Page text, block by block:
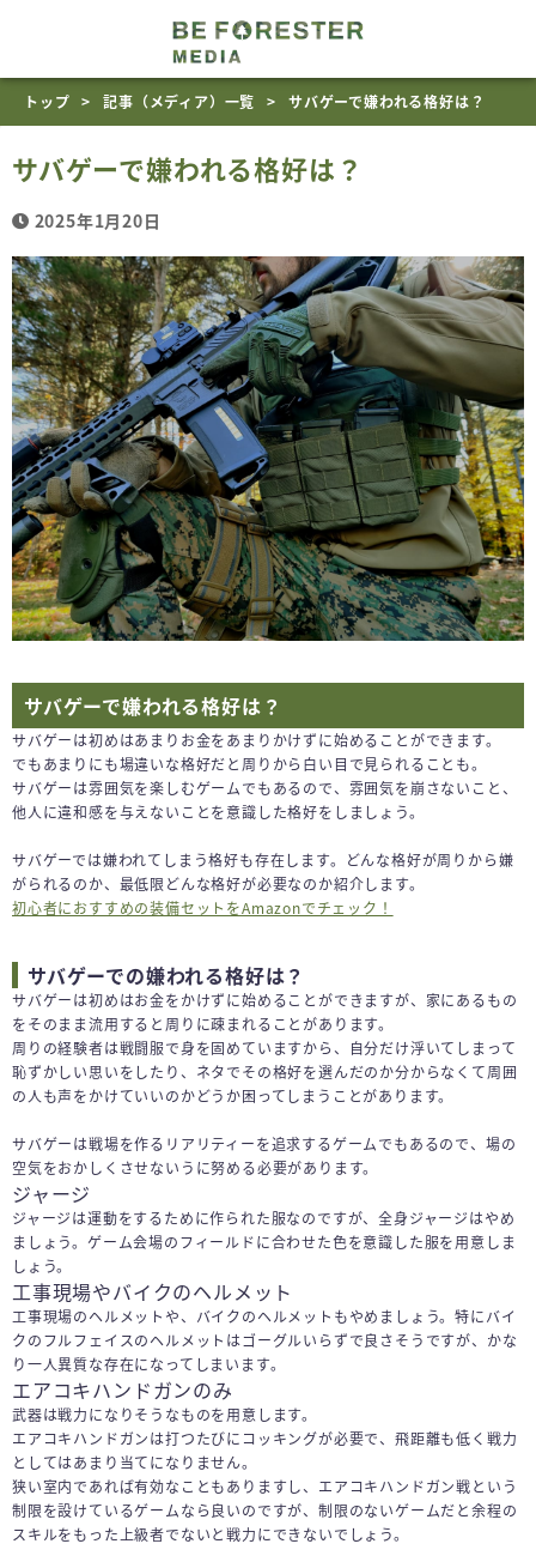
トップ 記事（メディア）一覧 サバゲーで嫌われる格好は？
サバゲーで嫌われる格好は？
2025年1月20日
サバゲーで嫌われる格好は？
サバゲーは初めはあまりお金をあまりかけずに始めることができます。
でもあまりにも場違いな格好だと周りから白い目で見られることも。
サバゲーは雰囲気を楽しむゲームでもあるので、雰囲気を崩さないこと、
他人に違和感を与えないことを意識した格好をしましょう。
サバゲーでは嫌われてしまう格好も存在します。どんな格好が周りから嫌
がられるのか、最低限どんな格好が必要なのか紹介します。
初心者におすすめの装備セットをAmazonでチェック！
サバゲーでの嫌われる格好は？
サバゲーは初めはお金をかけずに始めることができますが、家にあるもの
をそのまま流用すると周りに疎まれることがあります。
周りの経験者は戦闘服で身を固めていますから、自分だけ浮いてしまって
恥ずかしい思いをしたり、ネタでその格好を選んだのか分からなくて周囲
の人も声をかけていいのかどうか困ってしまうことがあります。
サバゲーは戦場を作るリアリティーを追求するゲームでもあるので、場の
空気をおかしくさせないうに努める必要があります。
ジャージ
ジャージは運動をするために作られた服なのですが、全身ジャージはやめ
ましょう。ゲーム会場のフィールドに合わせた色を意識した服を用意しま
しょう。
工事現場やバイクのヘルメット
工事現場のヘルメットや、バイクのヘルメットもやめましょう。特にバイ
クのフルフェイスのヘルメットはゴーグルいらずで良さそうですが、かな
り一人異質な存在になってしまいます。
エアコキハンドガンのみ
武器は戦力になりそうなものを用意します。
エアコキハンドガンは打つたびにコッキングが必要で、飛距離も低く戦力
としてはあまり当てになりません。
狭い室内であれば有効なこともありますし、エアコキハンドガン戦という
制限を設けているゲームなら良いのですが、制限のないゲームだと余程の
スキルをもった上級者でないと戦力にできないでしょう。